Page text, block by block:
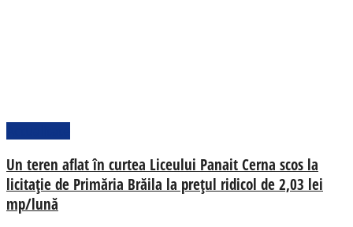
Un teren aflat în curtea Liceului Panait Cerna scos la
licitație de Primăria Brăila la prețul ridicol de 2,03 lei
mp/lună